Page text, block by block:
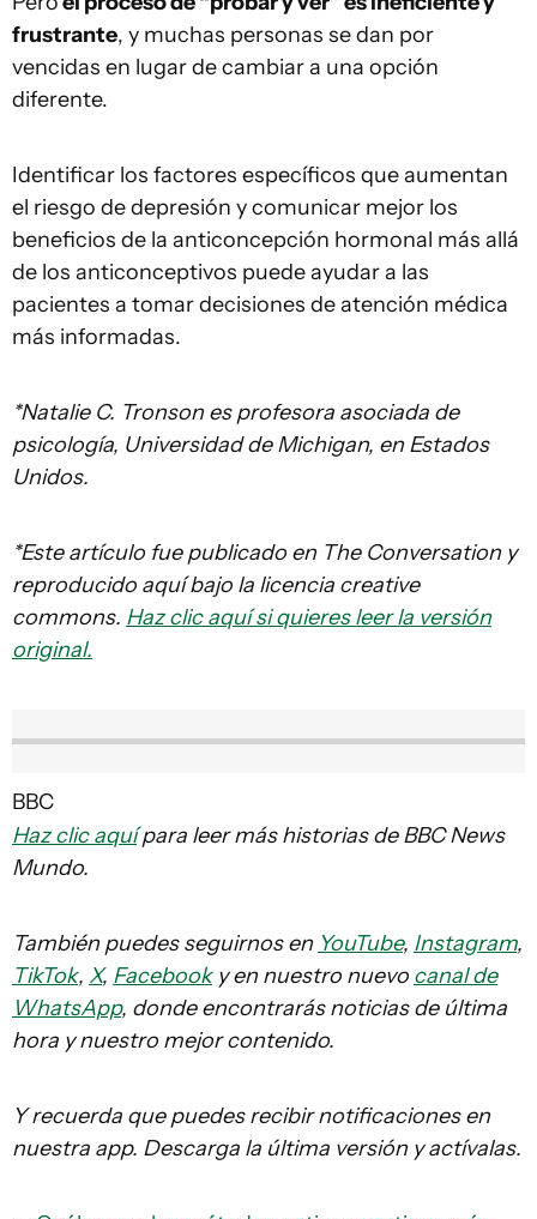
frustrante, y muchas personas se dan por
vencidas en lugar de cambiar a una opción
diferente.
Identificar los factores específicos que aumentan
el riesgo de depresión y comunicar mejor los
beneficios de la anticoncepción hormonal más allá
de los anticonceptivos puede ayudar a las
pacientes a tomar decisiones de atención médica
más informadas.
*Natalie C. Tronson es profesora asociada de
psicología, Universidad de Michigan, en Estados
Unidos.
*Este artículo fue publicado en The Conversation y
reproducido aquí bajo la licencia creative
commons. Haz clic aquí si quieres leer la versión
original.
BBC
Haz clic aquípara leer más historias de BBC News
Mundo.
También puedes seguirnos en YouTube, Instagram,
TikTok, X, Facebooky en nuestro nuevo canal de
WhatsApp, donde encontrarás noticias de última
hora y nuestro mejor contenido.
Y recuerda que puedes recibir notificaciones en
nuestra app. Descarga la última versión y actívalas.